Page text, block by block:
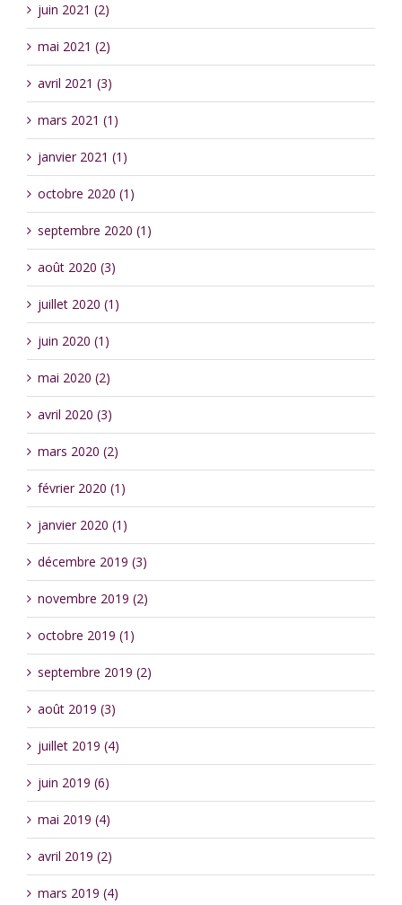
juin 2021 (2)
mai 2021 (2)
avril 2021 (3)
mars 2021 (1)
janvier 2021 (1)
octobre 2020 (1)
septembre 2020 (1)
août 2020 (3)
juillet 2020 (1)
juin 2020 (1)
mai 2020 (2)
avril 2020 (3)
mars 2020 (2)
février 2020 (1)
janvier 2020 (1)
décembre 2019 (3)
novembre 2019 (2)
octobre 2019 (1)
septembre 2019 (2)
août 2019 (3)
juillet 2019 (4)
juin 2019 (6)
mai 2019 (4)
avril 2019 (2)
mars 2019 (4)